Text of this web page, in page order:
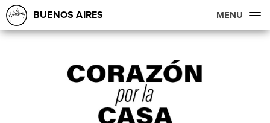
BUENOS AIRES MENU